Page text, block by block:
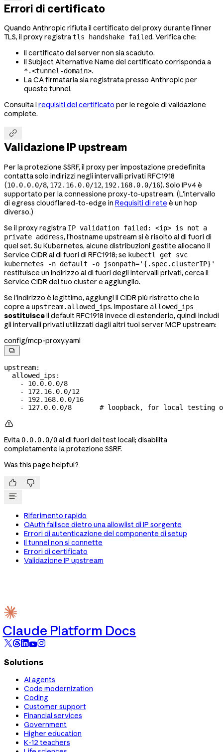
Errori di certificato
Quando Anthropic rifiuta il certificato del proxy durante l'inner
TLS, il proxy registratls handshake failed. Verifica che:
Il certificato del server non sia scaduto.
Il Subject Alternative Name del certificato corrisponda a
*.<tunnel-domain>.
La CA firmataria sia registrata presso Anthropic per
questo tunnel.
Consulta i requisiti del certificato per le regole di validazione
complete.

Validazione IP upstream
Per la protezione SSRF, il proxy per impostazione predefinita
contatta solo indirizzi negli intervalli privati RFC1918
(10.0.0.0/8, 172.16.0.0/12, 192.168.0.0/16). Solo IPv4 è
supportato per la connessione proxy-to-upstream. (L'intervallo
di egress cloudflared-to-edge in Requisiti di rete è un hop
diverso.)
Se il proxy registra IP validation failed: <ip> is not a
private address, l'hostname upstream si è risolto al di fuori di
quel set. Su Kubernetes, alcune distribuzioni gestite allocano il
Service CIDR al di fuori di RFC1918; se kubectl get svc
kubernetes -n default -o jsonpath='{.spec.clusterIP}'
restituisce un indirizzo al di fuori degli intervalli privati, cerca il
Service CIDR del tuo cluster e aggiungilo.
Se l'indirizzo è legittimo, aggiungi il CIDR più ristretto che lo
copre a upstream.allowed_ips. Impostare allowed_ips
sostituisceil default RFC1918 invece di estenderlo, quindi includi
gli intervalli privati utilizzati dagli altri tuoi server MCP upstream:
config/mcp-proxy.yaml

upstream:
  allowed_ips
:
    -
10.0.0.0/8
    -
172.16.0.0/12
    -
192.168.0.0/16
    -
127.0.0.0/8
# loopback, for local testing

Evita 0.0.0.0/0al di fuori dei test locali; disabilita
completamente la protezione SSRF.
Was this page helpful?
 
Riferimento rapido
OAuth fallisce dietro una allowlist di IP sorgente
Errori di autenticazione del componente di setup
Il tunnel non si connette
Errori di certificato
Validazione IP upstream
Claude Platform Docs
Solutions
AI agents
Code modernization
Coding
Customer support
Financial services
Government
Higher education
K-12 teachers